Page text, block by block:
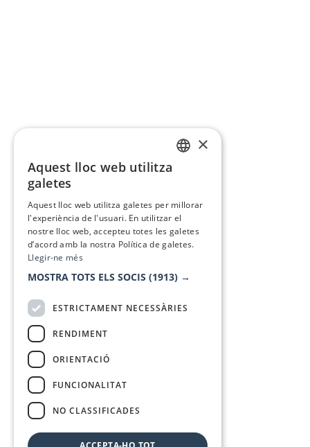
×
Aquest lloc web utilitza
galetes
Aquest lloc web utilitza galetes per millorar
l'experiència de l'usuari. En utilitzar el
nostre lloc web, accepteu totes les galetes
d’acord amb la nostra Política de galetes.
Llegir-ne més
MOSTRA TOTS ELS SOCIS (1913) →
ESTRICTAMENT NECESSÀRIES
RENDIMENT
ORIENTACIÓ
FUNCIONALITAT
NO CLASSIFICADES